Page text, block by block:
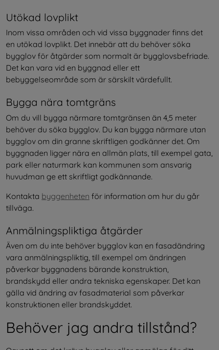
Utökad lovplikt
Inom vissa områden och vid vissa byggnader finns det
en utökad lovplikt. Det innebär att du behöver söka
bygglov för åtgärder som normalt är bygglovsbefriade.
Det kan vara vid en byggnad eller ett
bebyggelseområde som är särskilt värdefullt.
Bygga nära tomtgräns
Om du vill bygga närmare tomtgränsen än 4,5 meter
behöver du söka bygglov. Du kan bygga närmare utan
bygglov om din granne skriftligen godkänner det. Om
byggnaden ligger nära en allmän plats, till exempel gata,
park eller naturmark kan kommunen som ansvarig
huvudman ge ett skriftligt godkännande.
Kontakta byggenheten för information om hur du går
tillväga.
Anmälningspliktiga åtgärder
Även om du inte behöver bygglov kan en fasadändring
vara anmälningspliktig, till exempel om ändringen
påverkar byggnadens bärande konstruktion,
brandskydd eller andra tekniska egenskaper. Det kan
gälla vid ändring av fasadmaterial som påverkar
konstruktionen eller brandskyddet.
Behöver jag andra tillstånd?